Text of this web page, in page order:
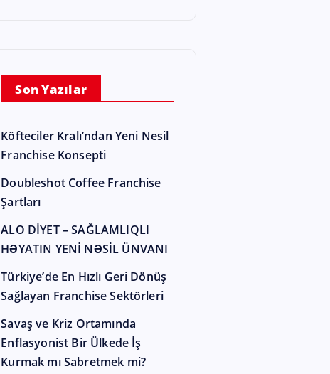
Son Yazılar
Köfteciler Kralı’ndan Yeni Nesil
Franchise Konsepti
Doubleshot Coffee Franchise
Şartları
ALO DİYET – SAĞLAMLIQLI
HƏYATIN YENİ NƏSİL ÜNVANI
Türkiye’de En Hızlı Geri Dönüş
Sağlayan Franchise Sektörleri
Savaş ve Kriz Ortamında
Enflasyonist Bir Ülkede İş
Kurmak mı Sabretmek mi?